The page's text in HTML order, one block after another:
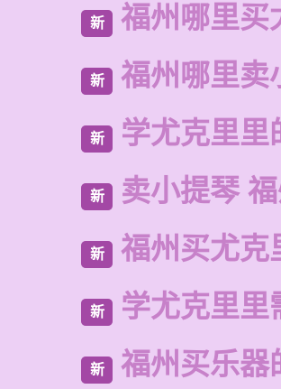
新 福州哪里买
新 福州哪里卖
新 学尤克里里
新 卖小提琴
新 福州买尤克
新 学尤克里里
新 福州买乐器